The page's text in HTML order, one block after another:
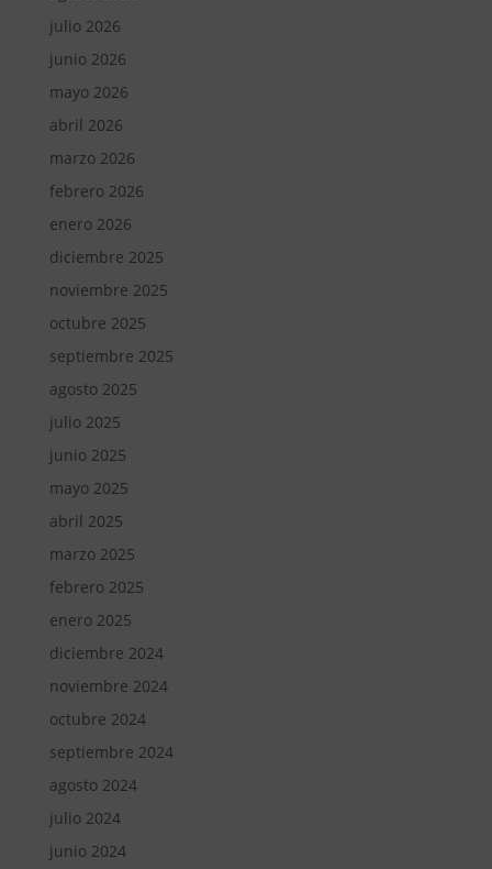
julio 2026
junio 2026
mayo 2026
abril 2026
marzo 2026
febrero 2026
enero 2026
diciembre 2025
noviembre 2025
octubre 2025
septiembre 2025
agosto 2025
julio 2025
junio 2025
mayo 2025
abril 2025
marzo 2025
febrero 2025
enero 2025
diciembre 2024
noviembre 2024
octubre 2024
septiembre 2024
agosto 2024
julio 2024
junio 2024